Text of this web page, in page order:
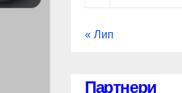
« Лип
Партнери